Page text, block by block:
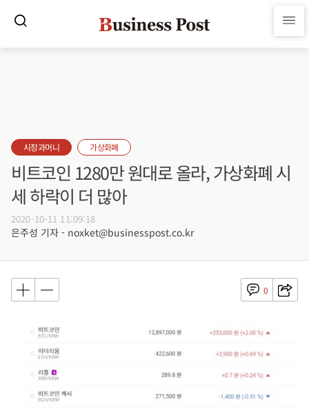
시장과머니 가상화폐
비트코인 1280만 원대로 올라, 가상화폐 시
세 하락이 더 많아
2020-10-11 11:09:18
은주성 기자 - noxket@businesspost.co.kr
0